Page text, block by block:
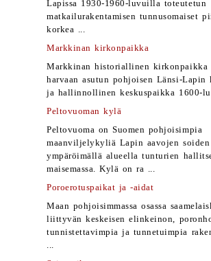
Lapissa 1930-1960-luvuilla toteutetun
matkailurakentamisen tunnusomaiset
korkea ...
Markkinan kirkonpaikka
Markkinan historiallinen
harvaan asutun pohjoisen Länsi-
ja hallinnollinen keskuspaikka 1600-
Peltovuoman kylä
Peltovuoma on Suomen pohjoisimpia
maanviljelykyliä Lapin aavojen soiden
ympäröimällä alueella tunturien
maisemassa. Kylä on ra ...
Poroerotuspaikat ja -aidat
Maan pohjoisimmassa osassa
liittyvän keskeisen elinkeinon,
tunnistettavimpia ja tunnetuimpia
...